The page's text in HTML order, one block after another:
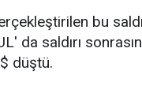
bu
da saldırı
düştü.